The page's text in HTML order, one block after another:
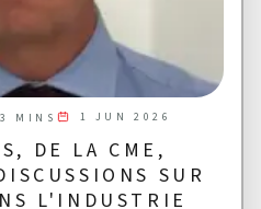
DE LA CME,
SUR
L'INDUSTRIE
3 MINS 1 JUN 2026